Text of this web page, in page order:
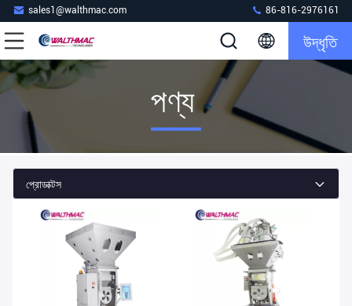
sales1@walthmac.com 86-816-2976161
উদ্ধৃতি
পণ্য
প্রোডাক্টস